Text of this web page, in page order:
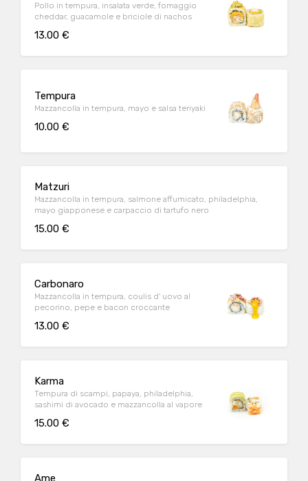
Pollo in tempura, insalata verde, fomaggio
cheddar, guacamole e briciole di nachos
13.00 €
Tempura
Mazzancolla in tempura, mayo e salsa teriyaki
10.00 €
Matzuri
Mazzancolla in tempura, salmone affumicato, philadelphia,
mayo giapponese e carpaccio di tartufo nero
15.00 €
Carbonaro
Mazzancolla in tempura, coulis d' uovo al
pecorino, pepe e bacon croccante
13.00 €
Karma
Tempura di scampi, papaya, philadelphia,
sashimi di avocado e mazzancolla al vapore
15.00 €
Ame